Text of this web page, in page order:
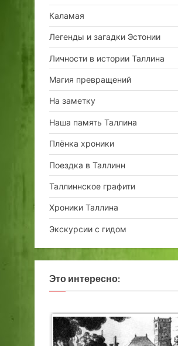
Каламая
Легенды и загадки Эстонии
Личности в истории Таллина
Магия превращений
На заметку
Наша память Таллина
Плёнка хроники
Поездка в Таллинн
Таллиннское графити
Хроники Таллина
Экскурсии с гидом
Это интересно: